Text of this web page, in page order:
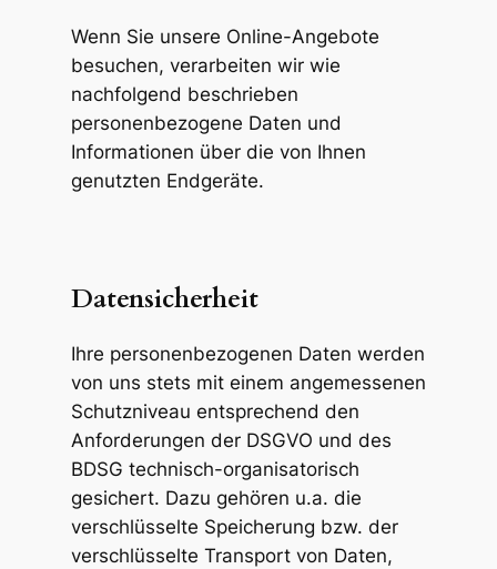
Wenn Sie unsere Online-Angebote
besuchen, verarbeiten wir wie
nachfolgend beschrieben
personenbezogene Daten und
Informationen über die von Ihnen
genutzten Endgeräte.
Datensicherheit
Ihre personenbezogenen Daten werden
von uns stets mit einem angemessenen
Schutzniveau entsprechend den
Anforderungen der DSGVO und des
BDSG technisch-organisatorisch
gesichert. Dazu gehören u.a. die
verschlüsselte Speicherung bzw. der
verschlüsselte Transport von Daten,